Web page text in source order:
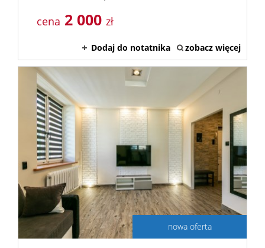
cena 2 000 zł
Dodaj do notatnika zobacz więcej
nowa oferta